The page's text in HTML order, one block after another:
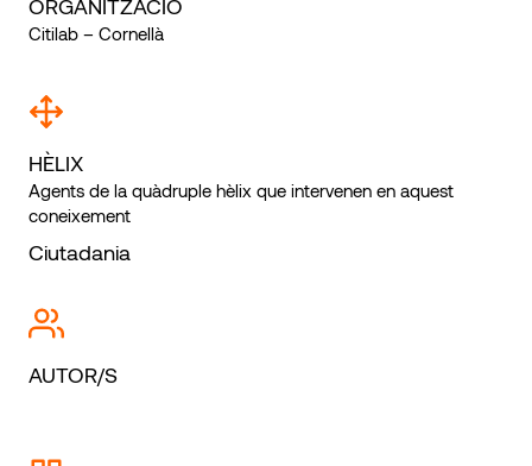
ORGANITZACIÓ
Citilab – Cornellà
HÈLIX
Agents de la quàdruple hèlix que intervenen en aquest
coneixement
Ciutadania
AUTOR/S